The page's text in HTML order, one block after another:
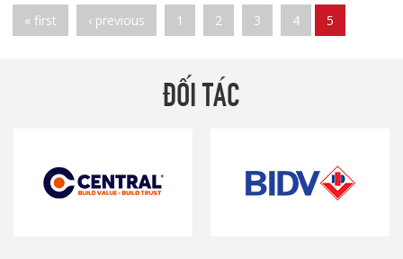
Pages
« first ‹ previous 1 2 3 4 5
ĐỐI TÁC